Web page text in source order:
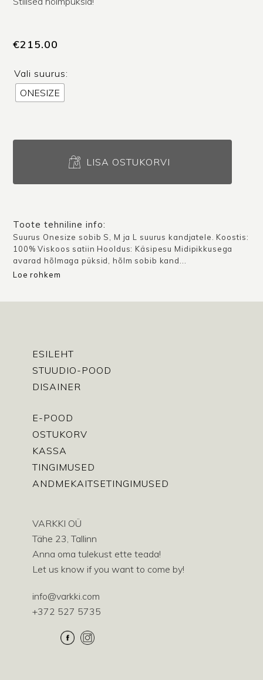
€215.00
Vali suurus:
ONESIZE
kogus
LISA OSTUKORVI
Toote tehniline info:
Suurus Onesize sobib S, M ja L suurus kandjatele. Koostis:
100% Viskoos satiin Hooldus: Käsipesu Midipikkusega
avarad hõlmaga püksid, hõlm sobib kand...
Loe rohkem
ESILEHT
STUUDIO-POOD
DISAINER
E-POOD
OSTUKORV
KASSA
TINGIMUSED
ANDMEKAITSETINGIMUSED
VARKKI OÜ
Tähe 23, Tallinn
Anna oma tulekust ette teada!
Let us know if you want to come by!
info@varkki.com
+372 527 5735